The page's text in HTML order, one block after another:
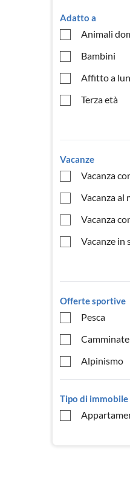
Adatto a
Animali
Bambini
Affitto a
Terza età
Vacanze
Vacanza
Vacanza al
Vacanza
Vacanze in
Offerte sportive
Pesca
Camminate
Alpinismo
Tipo di immobile